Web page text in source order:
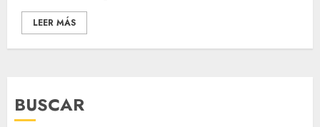
LEER MÁS
BUSCAR